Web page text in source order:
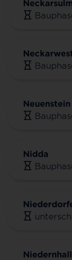
Neuenstein
Nidda
Niedernhall